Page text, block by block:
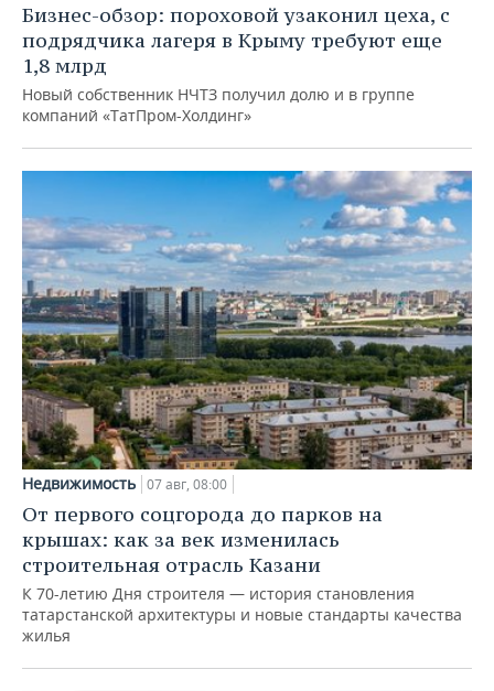
Бизнес-обзор: пороховой узаконил цеха, с
подрядчика лагеря в Крыму требуют еще
1,8 млрд
Новый собственник НЧТЗ получил долю и в группе
компаний «ТатПром-Холдинг»
Недвижимость 07 авг, 08:00
От первого соцгорода до парков на
крышах: как за век изменилась
строительная отрасль Казани
К 70-летию Дня строителя — история становления
татарстанской архитектуры и новые стандарты качества
жилья